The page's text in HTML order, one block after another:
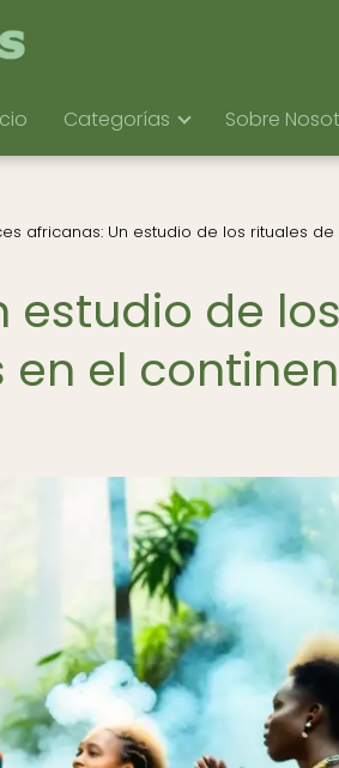
Categorías Sobre
africanas: Un estudio de los rituales
estudio de
el